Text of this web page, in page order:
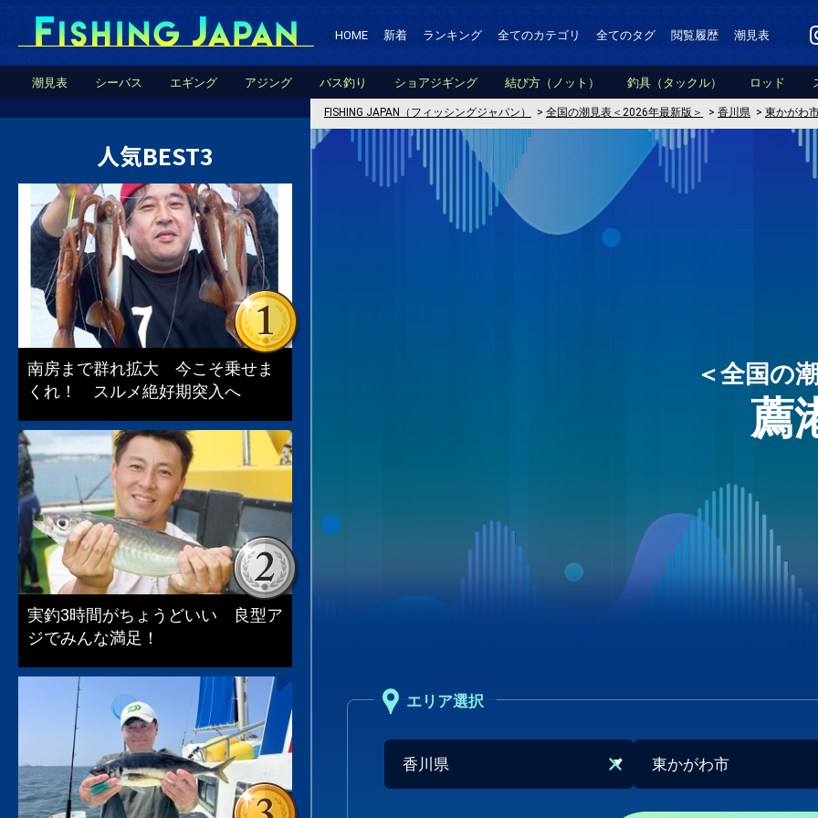
HOME 新着 ランキング 全てのカテゴリ 全てのタグ 閲覧履歴 潮見表
潮見表 シーバス エギング アジング バス釣り ショアジギング 結び方（ノット） 釣具（タックル） ロッド
FISHING JAPAN（フィッシングジャパン） > 全国の潮見表＜2026年最新版＞ > 香川県 > 東かがわ
＜全国の
薦
エリア選択
人気BEST3
南房まで群れ拡大 今こそ乗せま
くれ！ スルメ絶好期突入へ
実釣3時間がちょうどいい 良型ア
ジでみんな満足！